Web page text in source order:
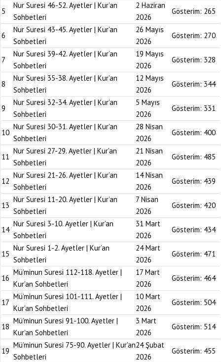
5
Nur Suresi 46-52. Ayetler | Kur’an
Sohbetleri
2 Haziran
2026
Gösterim: 265
6
Nur Suresi 43-45. Ayetler | Kur’an
Sohbetleri
26 Mayıs
2026
Gösterim: 270
7
Nur Suresi 39-42. Ayetler | Kur’an
Sohbetleri
19 Mayıs
2026
Gösterim: 328
8
Nur Suresi 35-38. Ayetler | Kur’an
Sohbetleri
12 Mayıs
2026
Gösterim: 344
9
Nur Suresi 32-34. Ayetler | Kur’an
Sohbetleri
5 Mayıs
2026
Gösterim: 331
10
Nur Suresi 30-31. Ayetler | Kur’an
Sohbetleri
28 Nisan
2026
Gösterim: 400
11
Nur Suresi 27-29. Ayetler | Kur’an
Sohbetleri
21 Nisan
2026
Gösterim: 485
12
Nur Suresi 21-26. Ayetler | Kur’an
Sohbetleri
14 Nisan
2026
Gösterim: 439
13
Nur Suresi 11-20. Ayetler | Kur’an
Sohbetleri
7 Nisan
2026
Gösterim: 420
14
Nur Suresi 3-10. Ayetler | Kur’an
Sohbetleri
31 Mart
2026
Gösterim: 434
15
Nur Suresi 1-2. Ayetler | Kur’an
Sohbetleri
24 Mart
2026
Gösterim: 471
16
Mü’minun Suresi 112-118. Ayetler |
Kur’an Sohbetleri
17 Mart
2026
Gösterim: 464
17
Mü’minun Suresi 101-111. Ayetler |
Kur’an Sohbetleri
10 Mart
2026
Gösterim: 504
18
Mü’minun Suresi 91-100. Ayetler |
Kur’an Sohbetleri
3 Mart
2026
Gösterim: 514
19
Mü’minun Suresi 75-90. Ayetler | Kur’an
Sohbetleri
24 Şubat
2026
Gösterim: 455